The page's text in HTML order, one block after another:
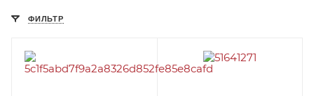
ФИЛЬТР